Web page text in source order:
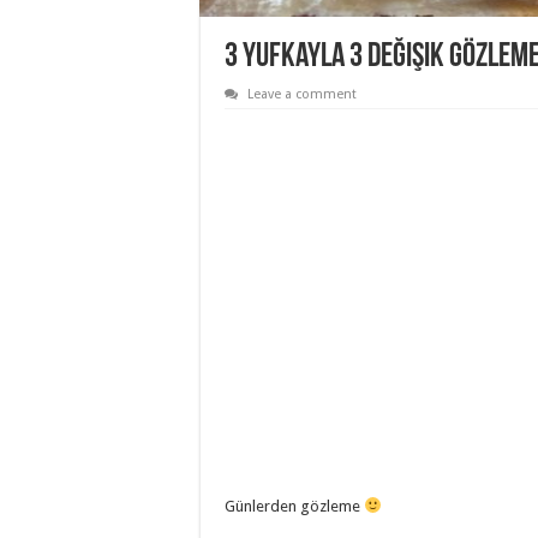
3 Yufkayla 3 Değişik
Leave a comment
Günlerden gözleme